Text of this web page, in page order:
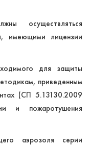
осуществляться
имеющими лицензии
для защиты
приведенным
(СП 5.13130.2009
и пожаротушения
аэрозоля серии